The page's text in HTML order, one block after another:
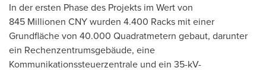
In der ersten Phase des Projekts im Wert von
845 Millionen CNY wurden 4.400 Racks mit einer
Grundfläche von 40.000 Quadratmetern gebaut, darunter
ein Rechenzentrumsgebäude, eine
Kommunikationssteuerzentrale und ein 35-kV-